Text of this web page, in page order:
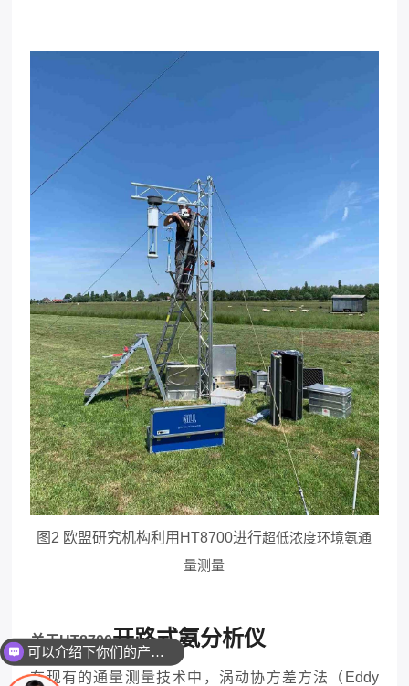
图 2 欧盟研究机构利用HT8700进行超低浓度环境氨通
量测量
关于HT8700开路式氨分析仪
在现有的通量测量技术中，涡动协方差方法（ Eddy
可以介绍下你们的产品么